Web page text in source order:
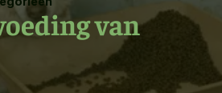
van